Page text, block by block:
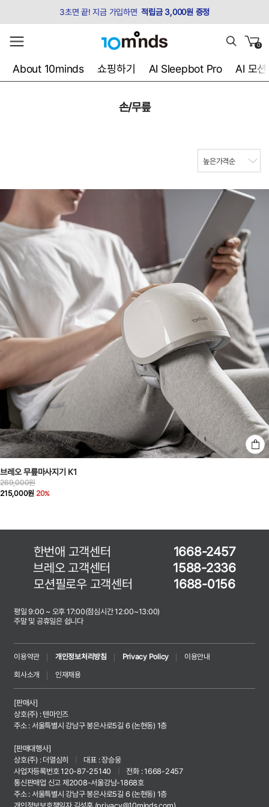
3초면 끝! 지금 가입하면 적립금 3,000원 증정
0
About 10minds 쇼핑하기 AI Sleepbot Pro AI 모션
손/무릎
브레오 무릎마사지기 K1
269,000원
215,000원 20
한번애 고객센터
1668-2457
브레오 고객센터
1588-2336
모션필로우 고객센터
1688-0156
평일 9:00 ~ 오후 17:00(점심시간 12:00~13:00)
주말 및 공휴일은 쉽니다
이용약관 개인정보처리방침 Privacy Policy
이용안내
회사소개
인재채용
[판매사]
상호(주) : 텐마인즈
주소 : 서울특별시 강남구 봉은사로5길 6 (논현동) 1층
[판매대행사]
상호(주) : 더열심히
대표 : 장승웅
사업자등록번호 120-87-25140
전화 : 1668-2457
통신판매업 신고 제2008-서울강남-1868호
주소 : 서울특별시 강남구 봉은사로5길 6 (논현동) 1층